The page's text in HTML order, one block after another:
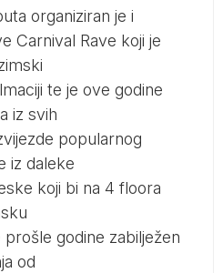
organiziran je i
Carnival Rave koji je
te je ove godine
iz svih
popularnog
iz daleke
koji bi na 4 floora
godine zabilježen
od